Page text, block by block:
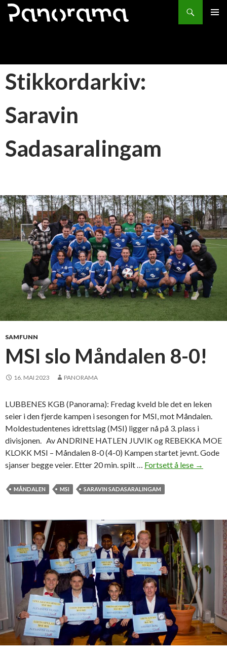
Søk
HOPP
Stikkordarkiv:
Saravin
Sadasaralingam
SAMFUNN
MSI slo Måndalen 8-0!
16. MAI 2023 PANORAMA
LUBBENES KGB (Panorama): Fredag kveld ble det en leken
seier i den fjerde kampen i sesongen for MSI, mot Måndalen.
Moldestudentenes idrettslag (MSI) ligger nå på 3. plass i
divisjonen. Av ANDRINE HATLEN JUVIK og REBEKKA MOE
KLOKK MSI – Måndalen 8-0 (4-0) Kampen startet jevnt. Gode
sjanser begge veier. Etter 20 min. spilt … Fortsett å lese M
o
M
å
n
d
a
l
e
n
8
-
→
MÅNDALEN MSI SARAVIN SADASARALINGAM